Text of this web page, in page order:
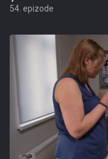
54. epizode